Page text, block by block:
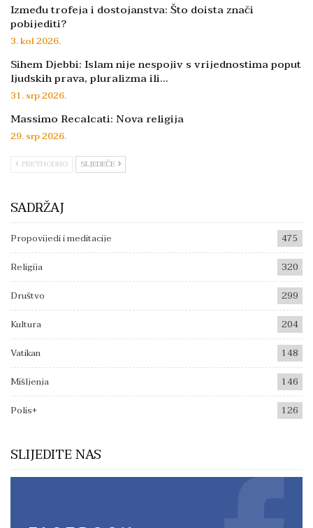
Između trofeja i dostojanstva: Što doista znači
pobijediti?
3. kol 2026.
Sihem Djebbi: Islam nije nespojiv s vrijednostima poput
ljudskih prava, pluralizma ili…
31. srp 2026.
Massimo Recalcati: Nova religija
29. srp 2026.
PRETHODNO SLJEDEĆE
SADRŽAJ
Propovijedi i meditacije
475
Religija
320
Društvo
299
Kultura
204
Vatikan
148
Mišljenja
146
Polis+
126
SLIJEDITE NAS